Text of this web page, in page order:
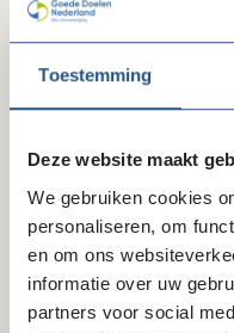
Toestemming
Deze website maakt
We gebruiken cookies
personaliseren, om
en om ons
informatie over uw
partners voor social
richting de verdere
Consumentenagenda.
Laatste nieuws